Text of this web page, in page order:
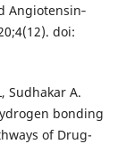
Angiotensin‐
doi:
Sudhakar A.
bonding
of Drug-